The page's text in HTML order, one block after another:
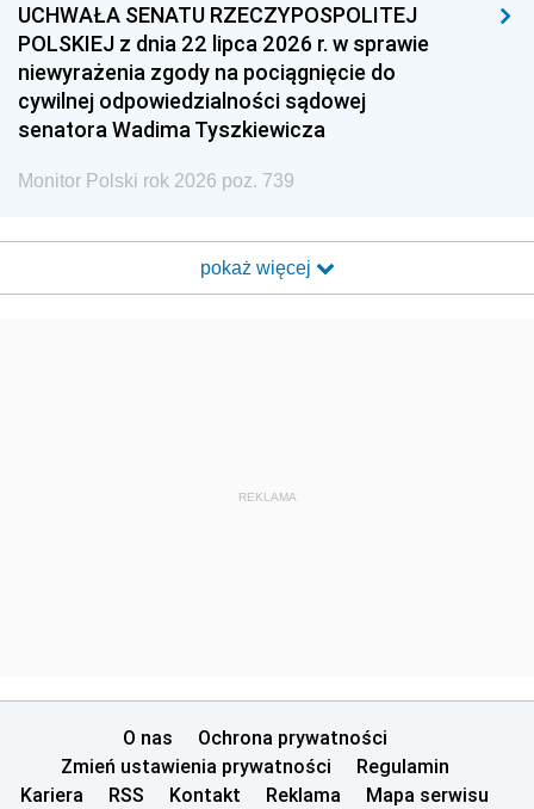
UCHWAŁA SENATU RZECZYPOSPOLITEJ
POLSKIEJ z dnia 22 lipca 2026 r. w sprawie
niewyrażenia zgody na pociągnięcie do
cywilnej odpowiedzialności sądowej
senatora Wadima Tyszkiewicza
Monitor Polski rok 2026 poz. 739
pokaż więcej
REKLAMA
O nas
Ochrona prywatności
Zmień ustawienia prywatności
Regulamin
Kariera
RSS Kontakt Reklama Mapa serwisu